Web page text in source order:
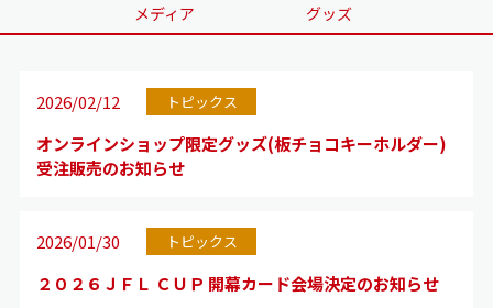
メディア グッズ
2026/02/12 トピックス
オンラインショップ限定グッズ(板チョコキーホルダー)
受注販売のお知らせ
2026/01/30 トピックス
２０２６ＪＦＬ ＣＵＰ 開幕カード会場決定のお知らせ